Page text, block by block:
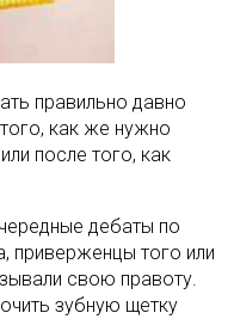
правильно давно
как же нужно
после того, как
дебаты по
приверженцы того или
свою правоту.
зубную щетку